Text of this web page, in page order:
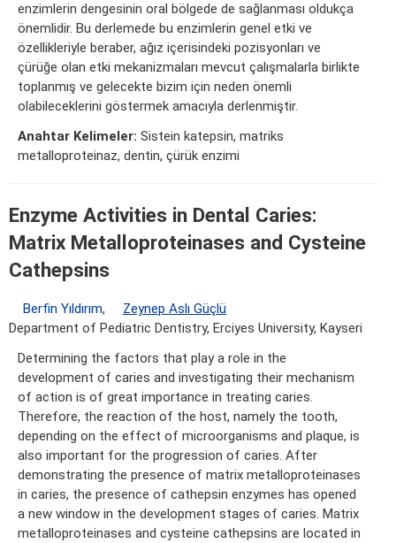
enzimlerin dengesinin oral bölgede de sağlanması oldukça
önemlidir. Bu derlemede bu enzimlerin genel etki ve
özellikleriyle beraber, ağız içerisindeki pozisyonları ve
çürüğe olan etki mekanizmaları mevcut çalışmalarla birlikte
toplanmış ve gelecekte bizim için neden önemli
olabileceklerini göstermek amacıyla derlenmiştir.
Anahtar Kelimeler: Sistein katepsin, matriks
metalloproteinaz, dentin, çürük enzimi
Enzyme Activities in Dental Caries:
Matrix Metalloproteinases and Cysteine
Cathepsins
Berfin Yıldırım,
Zeynep Aslı Güçlü
Department of Pediatric Dentistry, Erciyes University, Kayseri
Determining the factors that play a role in the
development of caries and investigating their mechanism
of action is of great importance in treating caries.
Therefore, the reaction of the host, namely the tooth,
depending on the effect of microorganisms and plaque, is
also important for the progression of caries. After
demonstrating the presence of matrix metalloproteinases
in caries, the presence of cathepsin enzymes has opened
a new window in the development stages of caries. Matrix
metalloproteinases and cysteine cathepsins are located in